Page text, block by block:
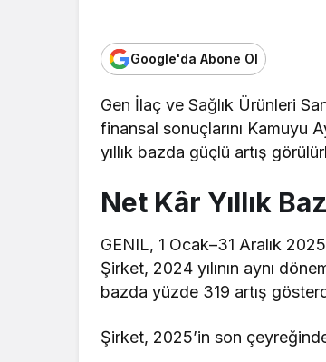
Google'da Abone Ol
Gen İlaç ve Sağlık Ürünleri
finansal sonuçlarını Kamuyu
yıllık bazda güçlü artış
Net Kâr Yıllık
GENIL, 1 Ocak–31 Aralık
Şirket, 2024 yılının aynı
bazda yüzde 319 artış
Şirket, 2025’in son